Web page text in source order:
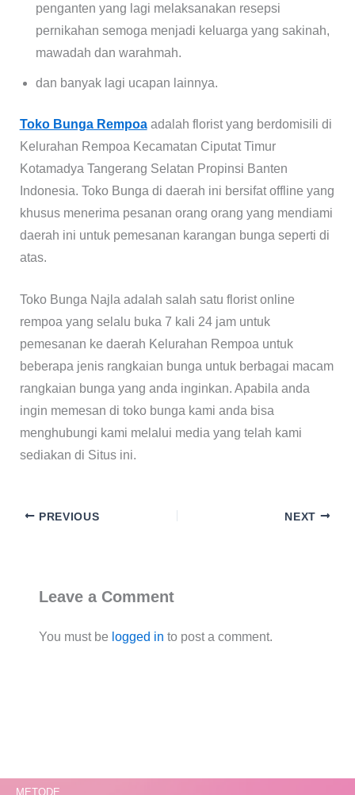
penganten yang lagi melaksanakan resepsi
pernikahan semoga menjadi keluarga yang sakinah,
mawadah dan warahmah.
dan banyak lagi ucapan lainnya.
Toko Bunga Rempoaadalah florist yang berdomisili di
Kelurahan Rempoa Kecamatan Ciputat Timur
Kotamadya Tangerang Selatan Propinsi Banten
Indonesia. Toko Bunga di daerah ini bersifat offline yang
khusus menerima pesanan orang orang yang mendiami
daerah ini untuk pemesanan karangan bunga seperti di
atas.
Toko Bunga Najla adalah salah satu florist online
rempoa yang selalu buka 7 kali 24 jam untuk
pemesanan ke daerah Kelurahan Rempoa untuk
beberapa jenis rangkaian bunga untuk berbagai macam
rangkaian bunga yang anda inginkan. Apabila anda
ingin memesan di toko bunga kami anda bisa
menghubungi kami melalui media yang telah kami
sediakan di Situs ini.
PREVIOUS NEXT
Leave a Comment
You must be logged in to post a comment.
METODE